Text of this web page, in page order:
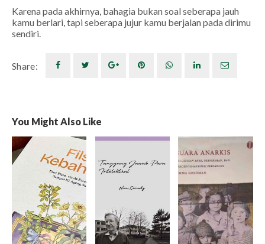
Karena pada akhirnya, bahagia bukan soal seberapa jauh
kamu berlari, tapi seberapa jujur kamu berjalan pada dirimu
sendiri.
Share:
You Might Also Like